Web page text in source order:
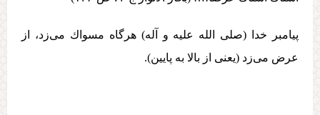
پيامبر خدا (صلی الله عليه و آله) هرگاه مسواك می‌زد، از
عرض می‌زد (يعنی از بالا به پایين).